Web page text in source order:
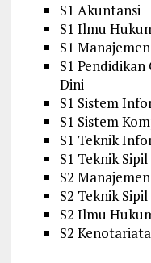
S1 Akuntansi
S1 Ilmu
S1 Manajemen
S1
Dini
S1 Sistem
S1 Sistem
S1 Teknik
S1 Teknik Sipil
S2 Manajemen
S2 Teknik Sipil
S2 Ilmu
S2